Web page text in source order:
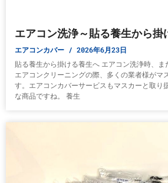
エアコン洗浄～貼る養生から掛
エアコンカバー 2026年6月23日
貼る養生から掛ける養生へ エアコン洗浄時、ま
エアコンクリーニングの際、多くの業者様がマ
す。エアコンカバーサービスもマスカーと取り
な商品ですね。 養生